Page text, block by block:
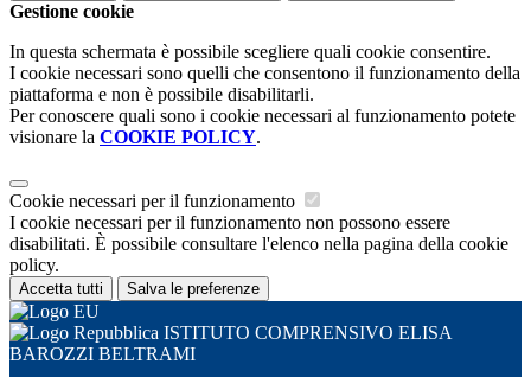
Gestione cookie
In questa schermata è possibile scegliere quali cookie consentire.
I cookie necessari sono quelli che consentono il funzionamento della
piattaforma e non è possibile disabilitarli.
Per conoscere quali sono i cookie necessari al funzionamento potete
visionare la COOKIE POLICY.
Cookie necessari per il funzionamento
I cookie necessari per il funzionamento non possono essere
disabilitati. È possibile consultare l'elenco nella pagina della cookie
policy.
Accetta tutti Salva le preferenze
ISTITUTO COMPRENSIVO ELISA
BAROZZI BELTRAMI